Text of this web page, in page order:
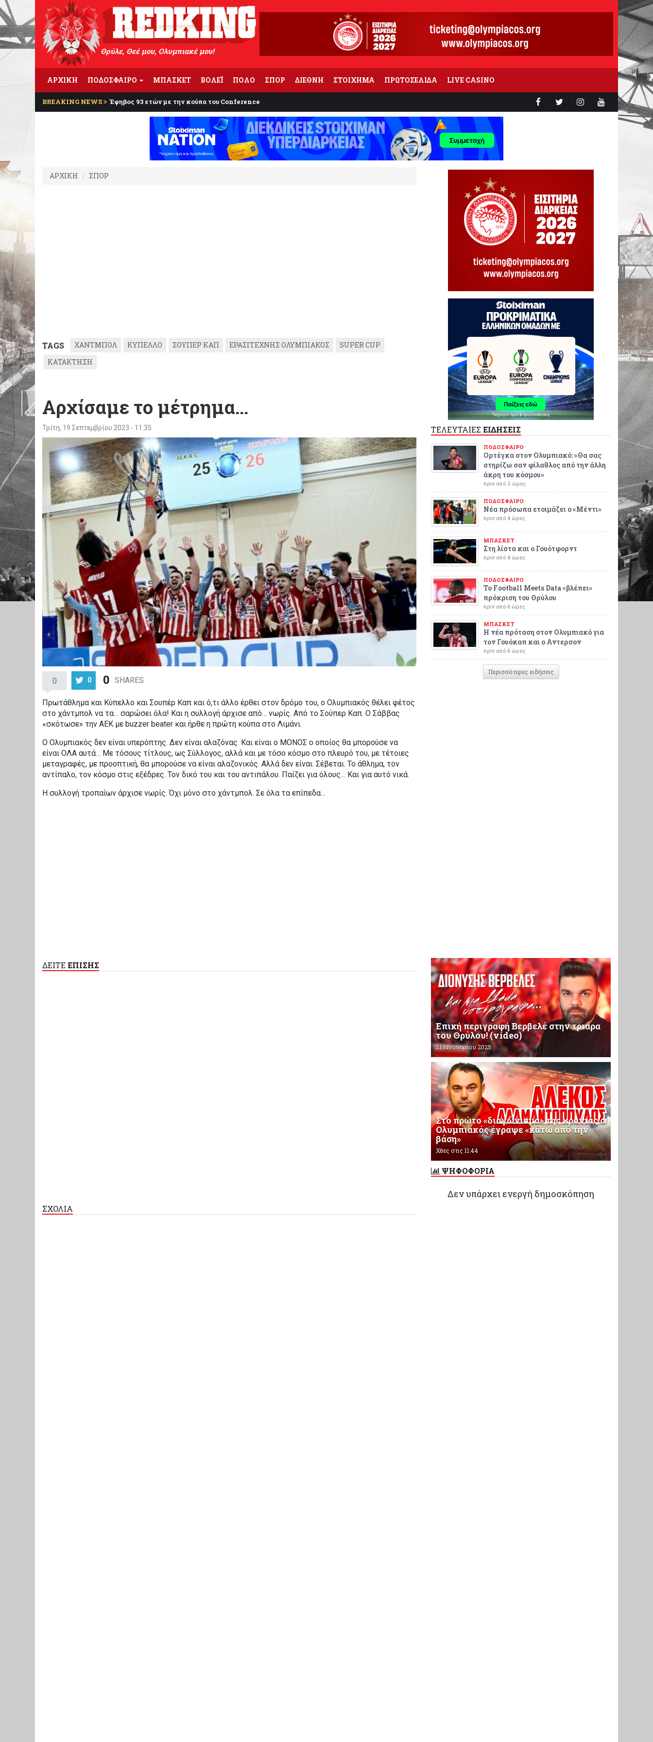
Θρύλε, Θεέ μου, Ολυμπιακέ μου!
ΑΡΧΙΚΗ ΠΟΔΟΣΦΑΙΡΟ ΜΠΑΣΚΕΤ ΒΟΛΕΪ ΠΟΛΟ ΣΠΟΡ ΔΙΕΘΝΗ ΣΤΟΙΧΗΜΑ ΠΡΩΤΟΣΕΛΙΔΑ LIVE CASINO
BREAKING NEWS Έφηβος 93 ετών με την κούπα του Conference
ΑΡΧΙΚΗ ΣΠΟΡ
TAGS ΧΑΝΤΜΠΟΛ ΚΥΠΕΛΛΟ ΣΟΥΠΕΡ ΚΑΠ ΕΡΑΣΙΤΕΧΝΗΣ ΟΛΥΜΠΙΑΚΟΣ
SUPER CUP
ΚΑΤΑΚΤΗΣΗ
Αρχίσαμε το μέτρημα...
Τρίτη, 19 Σεπτεμβρίου 2023 - 11:35
0 0 SHARES
0
Πρωτάθλημα και Κύπελλο και Σουπέρ Καπ και ό,τι άλλο έρθει στον δρόμο του, ο Ολυμπιακός θέλει φέτος
στο χάντμπολ να τα… σαρώσει όλα! Και η συλλογή άρχισε από… νωρίς. Από το Σούπερ Καπ. Ο Σάββας
«σκότωσε» την ΑΕΚ με buzzer beater και ήρθε η πρώτη κούπα στο Λιμάνι.
Ο Ολυμπιακός δεν είναι υπερόπτης. Δεν είναι αλαζόνας. Και είναι ο ΜΟΝΟΣ ο οποίος θα μπορούσε να
είναι ΟΛΑ αυτά… Με τόσους τίτλους, ως Σύλλογος, αλλά και με τόσο κόσμο στο πλευρό του, με τέτοιες
μεταγραφές, με προοπτική, θα μπορούσε να είναι αλαζονικός. Αλλά δεν είναι. Σέβεται. Το άθλημα, τον
αντίπαλο, τον κόσμο στις εξέδρες. Τον δικό του και του αντιπάλου. Παίζει για όλους… Και για αυτό νικά.
Η συλλογή τροπαίων άρχισε νωρίς. Όχι μόνο στο χάντμπολ. Σε όλα τα επίπεδα…
ΔΕΙΤΕ ΕΠΙΣΗΣ
ΣΧΟΛΙΑ
ΤΕΛΕΥΤΑΙΕΣ ΕΙΔΗΣΕΙΣ
ΠΟΔΟΣΦΑΙΡΟ
Ορτέγκα στον Ολυμπιακό: «Θα σας
στηρίζω σαν φίλαθλος από την άλλη
άκρη του κόσμου»
πριν από 3 ώρες
ΠΟΔΟΣΦΑΙΡΟ
Νέα πρόσωπα ετοιμάζει ο «Μέντι»
πριν από 4 ώρες
ΜΠΑΣΚΕΤ
Στη λίστα και ο Γουότφορντ
πριν από 4 ώρες
ΠΟΔΟΣΦΑΙΡΟ
Το Football Meets Data «βλέπει»
πρόκριση του Θρύλου
πριν από 6 ώρες
ΜΠΑΣΚΕΤ
Η νέα πρόταση στον Ολυμπιακό για
τον Γουόκαπ και ο Αντερσον
πριν από 6 ώρες
Περισσότερες ειδήσεις
Επική περιγραφή Βερβελέ στην τριάρα
του Θρύλου! (video)
31 Ιανουαρίου 2025
Στο πρώτο «διαγώνισμα» της χρονιάς ο
Ολυμπιακός έγραψε «κάτω από την
βάση»
Χθες στις 11:44
ΨΗΦΟΦΟΡΙΑ
Δεν υπάρχει ενεργή δημοσκόπηση